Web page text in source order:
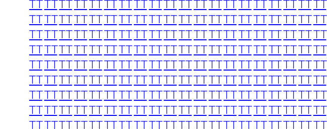
TTTTTTTTTTTTTTTTTTTTTTTTTTTTTTTTTTTTTTTT
TTTTTTTTTTTTTTTTTTTTTTTTTTTTTTTTTTTTTTTT
TTTTTTTTTTTTTTTTTTTTTTTTTTTTTTTTTTTTTTTT
TTTTTTTTTTTTTTTTTTTTTTTTTTTTTTTTTTTTTTTT
TTTTTTTTTTTTTTTTTTTTTTTTTTTTTTTTTTTTTTTT
TTTTTTTTTTTTTTTTTTTTTTTTTTTTTTTTTTTTTTTT
TTTTTTTTTTTTTTTTTTTTTTTTTTTTTTTTTTTTTTTT
TTTTTTTTTTTTTTTTTTTTTTTTTTTTTTTTTTTTTTTT
TTTTTTTTTTTTTTTTTTTTTTTTTTTTTTTTTTTTTTTT